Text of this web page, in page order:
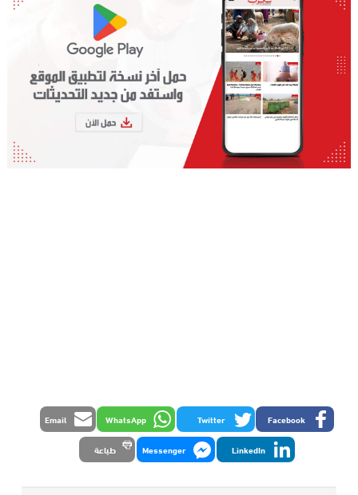
Facebook
Twitter
WhatsApp
Email
LinkedIn
Messenger طباعة